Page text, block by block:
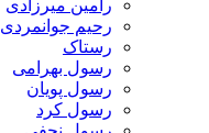
رامین میرزادی
رحیم جوانمردی
رستاک
رسول بهرامی
رسول پویان
رسول کرد